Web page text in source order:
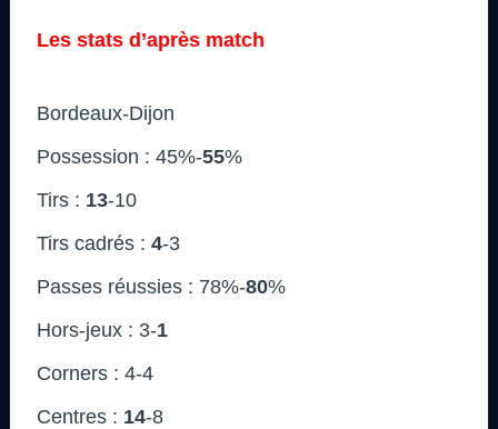
Les stats d’après match
Bordeaux-Dijon
Possession : 45%-55%
Tirs : 13-10
Tirs cadrés : 4-3
Passes réussies : 78%-80%
Hors-jeux : 3-1
Corners : 4-4
Centres : 14-8